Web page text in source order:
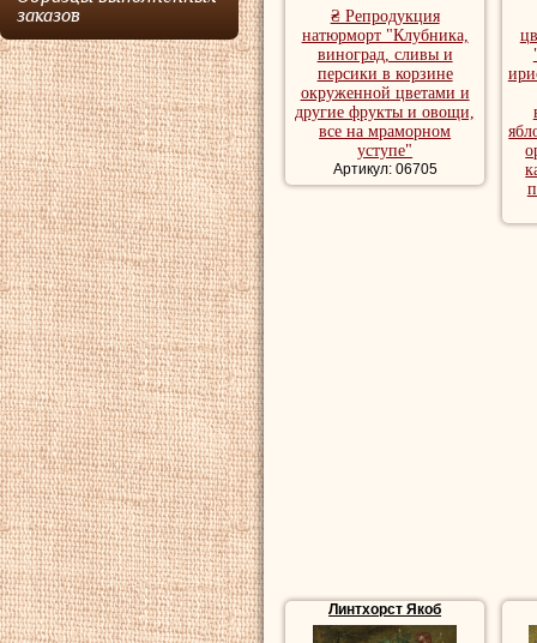
заказов
натюрморт,
₴ Репродукция
натюрморт "Клубника,
виноград, сливы и
персики в корзине
окруженной цветами и
другие фрукты и овощи,
все на мраморном
уступе"
Артикул: 06705
Линтхорст Якоб